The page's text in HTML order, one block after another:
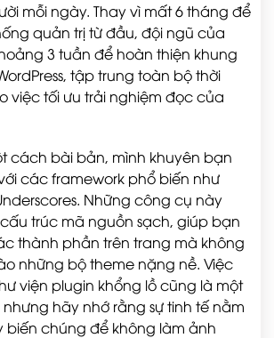
mỗi ngày. Thay vì mất 6 tháng để
quản trị từ đầu, đội ngũ của
3 tuần để hoàn thiện khung
tập trung toàn bộ thời
việc tối ưu trải nghiệm đọc của
cách bài bản, mình khuyên bạn
các framework phổ biến như
Những công cụ này
trúc mã nguồn sạch, giúp bạn
thành phần trên trang mà không
những bộ theme nặng nề. Việc
viện plugin khổng lồ cũng là một
hãy nhớ rằng sự tinh tế nằm
biến chúng để không làm ảnh